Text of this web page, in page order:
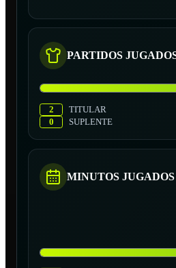
PARTIDOS
2
TITULAR
0
SUPLENTE
MINUTOS JUGADOS